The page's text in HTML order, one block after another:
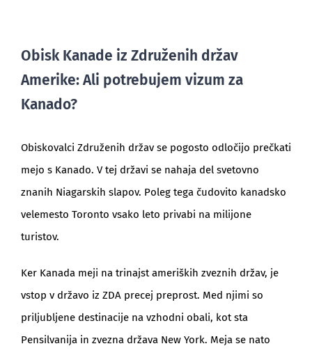
Obisk Kanade iz Združenih držav
Amerike: Ali potrebujem vizum za
Kanado?
Obiskovalci Združenih držav se pogosto odločijo prečkati
mejo s Kanado. V tej državi se nahaja del svetovno
znanih Niagarskih slapov. Poleg tega čudovito kanadsko
velemesto Toronto vsako leto privabi na milijone
turistov.
Ker Kanada meji na trinajst ameriških zveznih držav, je
vstop v državo iz ZDA precej preprost. Med njimi so
priljubljene destinacije na vzhodni obali, kot sta
Pensilvanija in zvezna država New York. Meja se nato